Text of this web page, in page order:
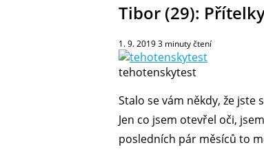
Tibor (29):
1. 9. 20193 minuty čtení
tehotenskytest
Stalo se vám někdy, že
Jen co jsem otevřel oči,
posledních pár měsíců to